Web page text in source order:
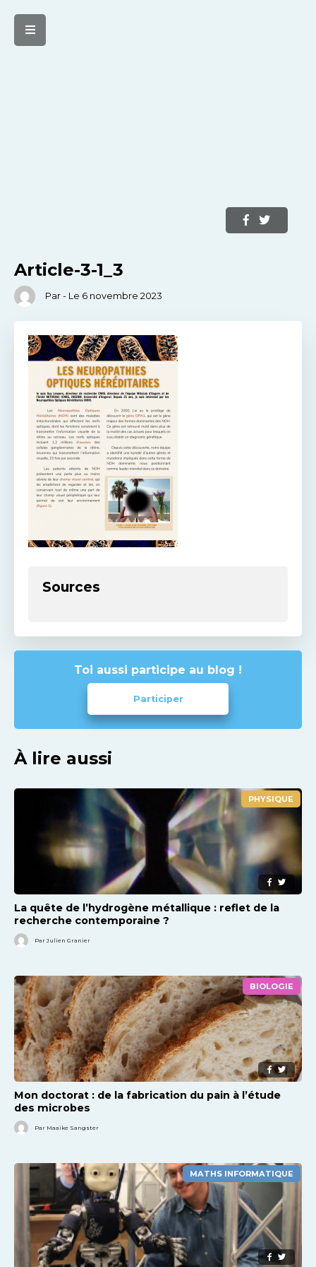
Article-3-1_3
Par - Le 6 novembre 2023
Sources
Toi aussi participe au blog !
Participer
À lire aussi
PHYSIQUE
La quête de l’hydrogène métallique : reflet de la
recherche contemporaine ?
Par Julien Granier
BIOLOGIE
Mon doctorat : de la fabrication du pain à l’étude
des microbes
Par Maaike Sangster
MATHS INFORMATIQUE